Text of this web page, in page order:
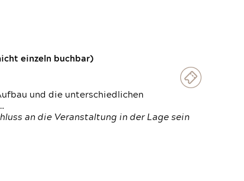
einzeln buchbar)
und die unterschiedlichen
an die Veranstaltung in der Lage sein